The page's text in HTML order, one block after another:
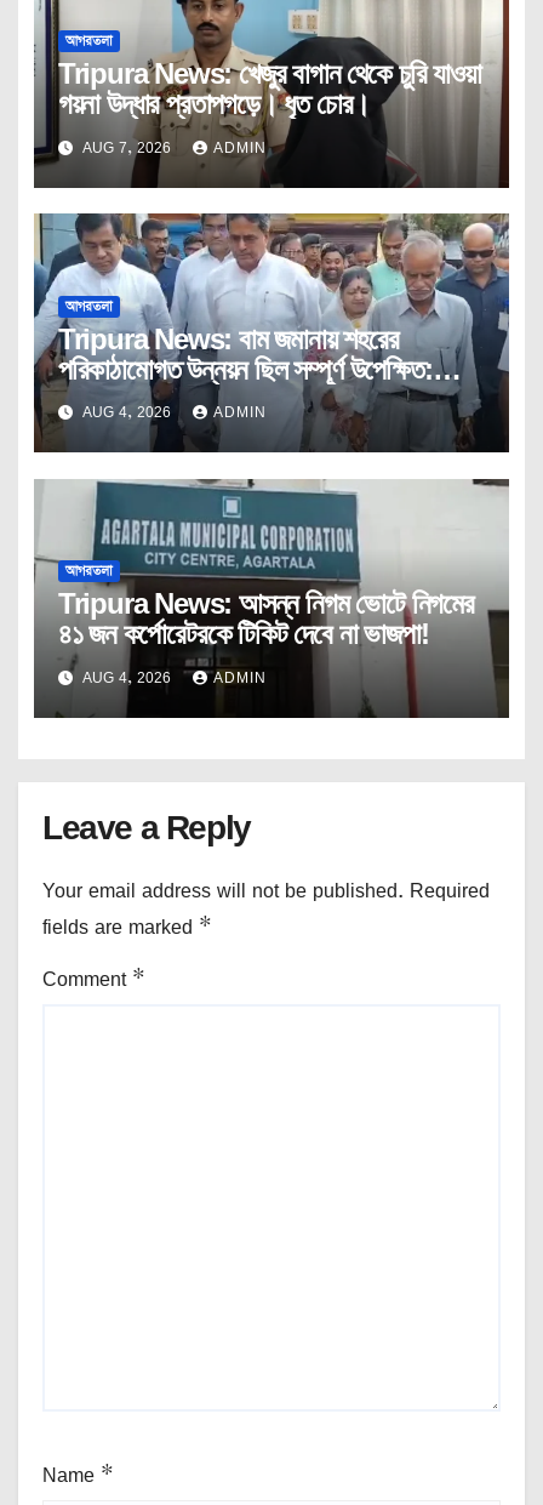
আগরতলা
Tripura News: খেজুর বাগান থেকে চুরি যাওয়া
গয়না উদ্ধার প্রতাপগড়ে। ধৃত চোর।
AUG 7, 2026 ADMIN
আগরতলা
Tripura News: বাম জমানায় শহরের
পরিকাঠামোগত উন্নয়ন ছিল সম্পূর্ণ উপেক্ষিত:
মুখ্যমন্ত্রী
AUG 4, 2026 ADMIN
আগরতলা
Tripura News: আসন্ন নিগম ভোটে নিগমের
৪১ জন কর্পোরেটরকে টিকিট দেবে না ভাজপা!
AUG 4, 2026 ADMIN
Leave a Reply
Your email address will not be published. Required
fields are marked *
Comment *
Name *